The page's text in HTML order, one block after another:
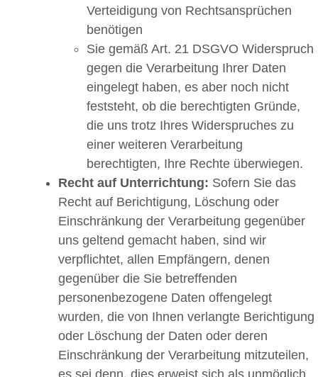
Verteidigung von Rechtsansprüchen
benötigen
Sie gemäß Art. 21 DSGVO Widerspruch
gegen die Verarbeitung Ihrer Daten
eingelegt haben, es aber noch nicht
feststeht, ob die berechtigten Gründe,
die uns trotz Ihres Widerspruches zu
einer weiteren Verarbeitung
berechtigten, Ihre Rechte überwiegen.
Recht auf Unterrichtung: Sofern Sie das
Recht auf Berichtigung, Löschung oder
Einschränkung der Verarbeitung gegenüber
uns geltend gemacht haben, sind wir
verpflichtet, allen Empfängern, denen
gegenüber die Sie betreffenden
personenbezogene Daten offengelegt
wurden, die von Ihnen verlangte Berichtigung
oder Löschung der Daten oder deren
Einschränkung der Verarbeitung mitzuteilen,